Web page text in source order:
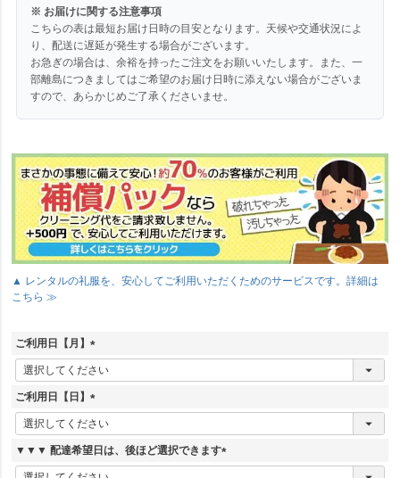
※ お届けに関する注意事項
こちらの表は最短お届け日時の目安となります。天候や交通状況によ
り、配送に遅延が発生する場合がございます。
お急ぎの場合は、余裕を持ったご注文をお願いいたします。また、一
部離島につきましてはご希望のお届け日時に添えない場合がございま
すので、あらかじめご了承くださいませ。
▲ レンタルの礼服を、安心してご利用いただくためのサービスです。詳細は
こちら ≫
ご利用日【月】
(
必
須
)
ご利用日【日】
(
必
須
)
▼▼▼ 配達希望日は、後ほど選択できます
(